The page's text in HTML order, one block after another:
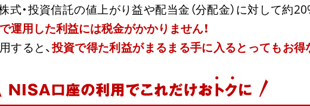
式・投資信託の値上がり益や配当金（分配金）に対して約
運用した利益には税金がかかりません！
すると、投資で得た利益がまるまる手に入るとってもお得